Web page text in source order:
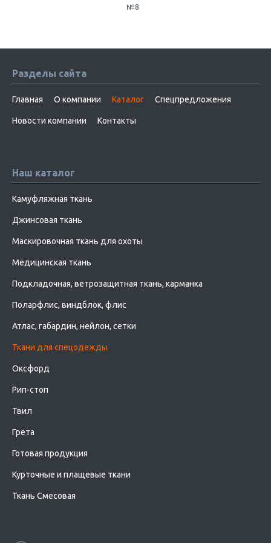
№8
Разделы сайта
Главная О компании Каталог Спецпредложения
Новости компании Контакты
Наш каталог
Камуфляжная ткань
Джинсовая ткань
Маскировочная ткань для охоты
Медицинская ткань
Подкладочная, ветрозащитная ткань, карманка
Поларфлис, виндблок, флис
Атлас, габардин, нейлон, сетки
Ткани для спецодежды
Оксфорд
Рип-стоп
Твил
Грета
Готовая продукция
Курточные и плащевые ткани
Ткань Смесовая